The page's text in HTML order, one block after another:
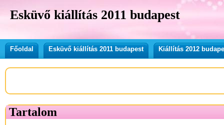
Esküvő kiállítás 2011 budapest
Főoldal Esküvő kiállítás 2011 budapest Kiállítás 2012
Tartalom